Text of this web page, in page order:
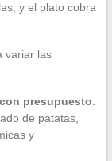
y el plato cobra
variar las
presupuesto:
de patatas,
y